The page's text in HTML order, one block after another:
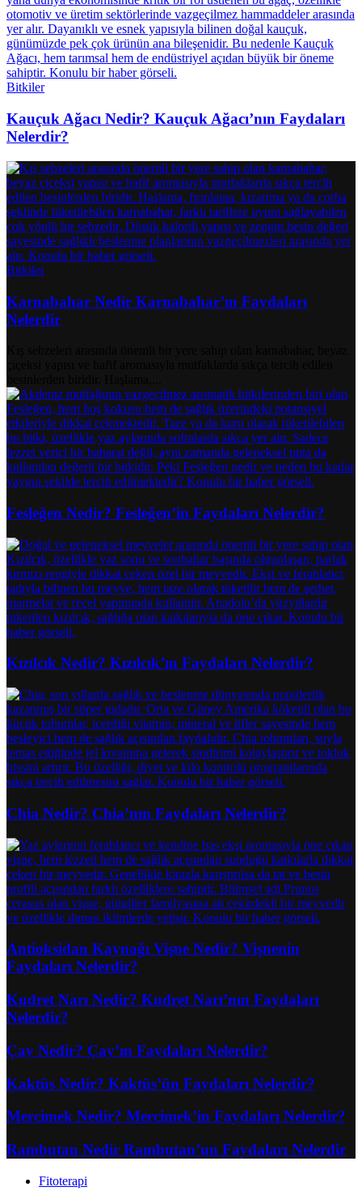
Bitkiler
Kauçuk Ağacı Nedir? Kauçuk Ağacı’nın Faydaları
Nelerdir?
Bitkiler
Karnabahar Nedir Karnabahar’ın Faydaları
Nelerdir
Fesleğen Nedir? Fesleğen’in Faydaları Nelerdir?
Kızılcık Nedir? Kızılcık’ın Faydaları Nelerdir?
Chia Nedir? Chia’nın Faydaları Nelerdir?
Antioksidan Kaynağı Vişne Nedir? Vişnenin
Faydaları Nelerdir?
Kudret Narı Nedir? Kudret Narı’nın Faydaları
Nelerdir?
Çay Nedir? Çay’ın Faydaları Nelerdir?
Kaktüs Nedir? Kaktüs’ün Faydaları Nelerdir?
Mercimek Nedir? Mercimek’in Faydaları Nelerdir?
Rambutan Nedir Rambutan’un Faydaları Nelerdir
Fitoterapi